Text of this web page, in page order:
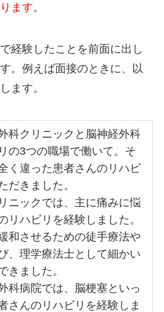
ます。
経験したことを前面に出し
。例えば面接のときに、以
ます。
科クリニックと脳神経外科
の3つの職場で働いて。そ
く違った患者さんのリハビ
だきました。
ニックでは、主に痛みに悩
リハビリを経験しました。
和させるための徒手療法や
、理学療法士として細かい
きました。
科病院では、脳梗塞といっ
さんのリハビリを経験しま